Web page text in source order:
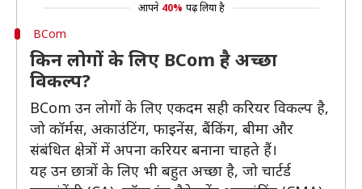
आपने 40% पढ़ लिया है
BCom
किन लोगों के लिए BCom है अच्छा
विकल्प?
BCom उन लोगों के लिए एकदम सही करियर विकल्प है,
जो कॉर्मस, अकाउंटिंग, फाइनेंस, बैंकिंग, बीमा और
संबंधित क्षेत्रों में अपना करियर बनाना चाहते हैं।
यह उन छात्रों के लिए भी बहुत अच्छा है, जो चार्टर्ड